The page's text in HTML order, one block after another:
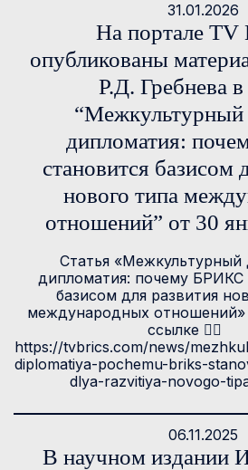
31.01.2026
На портале TV
опубликованы
Р.Д. Гребнева в
“Межкультурный
дипломатия:
становится базисом
нового типа
отношений” от 30
Статья «Межкультурный
дипломатия: почему БРИКС
базисом для развития
международных отношений»
ссылке 👉🏻
https://tvbrics.com/news/
diplomatiya-pochemu-briks-
dlya-razvitiya-novogo-
06.11.2025
В научном